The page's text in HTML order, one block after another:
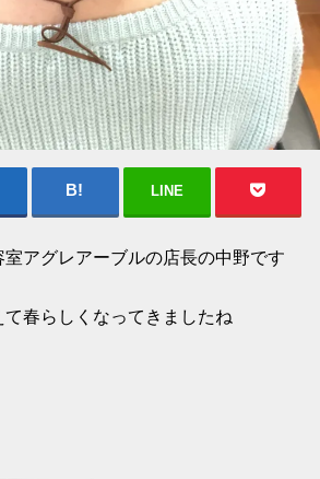
LINE
アグレアーブルの店長の中野です
春らしくなってきましたね